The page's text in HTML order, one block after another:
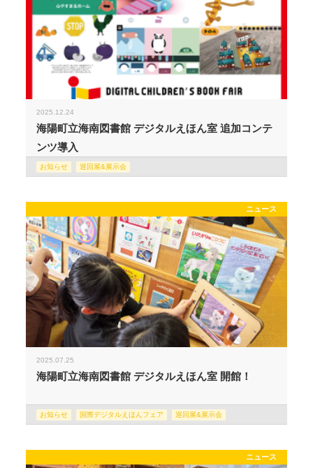
2025.12.24
海陽町立海南図書館 デジタルえほん室 追加コンテ
ンツ導入
お知らせ 巡回展&展示会
ニュース
2025.07.25
海陽町立海南図書館 デジタルえほん室 開館！
お知らせ 国際デジタルえほんフェア 巡回展&展示会
ニュース